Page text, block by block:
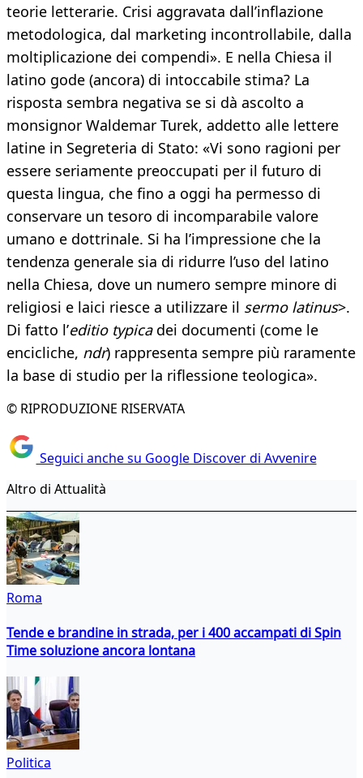
teorie letterarie. Crisi aggravata dall’inflazione
metodologica, dal marketing incontrollabile, dalla
moltiplicazione dei compendi». E nella Chiesa il
latino gode (ancora) di intoccabile stima? La
risposta sembra negativa se si dà ascolto a
monsignor Waldemar Turek, addetto alle lettere
latine in Segreteria di Stato: «Vi sono ragioni per
essere seriamente preoccupati per il futuro di
questa lingua, che fino a oggi ha permesso di
conservare un tesoro di incomparabile valore
umano e dottrinale. Si ha l’impressione che la
tendenza generale sia di ridurre l’uso del latino
nella Chiesa, dove un numero sempre minore di
religiosi e laici riesce a utilizzare il sermo latinus>.
Di fatto l’editio typicadei documenti (come le
encicliche, ndr) rappresenta sempre più raramente
la base di studio per la riflessione teologica».
© RIPRODUZIONE RISERVATA
Seguici anche su Google Discover di Avvenire
Altro di Attualità
Roma
Tende e brandine in strada, per i 400 accampati di Spin
Time soluzione ancora lontana
Politica